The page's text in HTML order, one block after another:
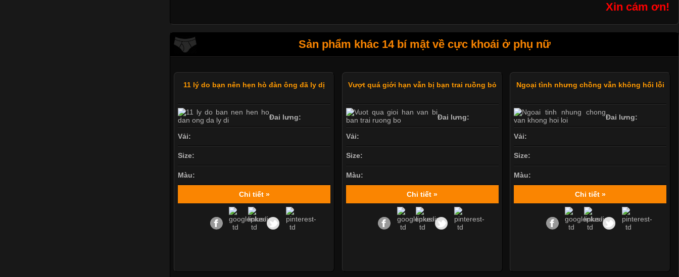
Xin cám ơn!
Sản phẩm khác 14 bí mật về cực khoái ở phụ nữ
11 lý do bạn nên hẹn hò đàn ông đã ly dị
Đai lưng:
Vải:
Size:
Màu:
Chi tiết »
Vượt quá giới hạn vẫn bị bạn trai ruồng bỏ
Đai lưng:
Vải:
Size:
Màu:
Chi tiết »
Ngoại tình nhưng chồng vẫn không hối lỗi
Đai lưng:
Vải:
Size:
Màu:
Chi tiết »